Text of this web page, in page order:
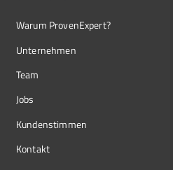
Warum ProvenExpert?
Unternehmen
Team
Jobs
Kundenstimmen
Kontakt